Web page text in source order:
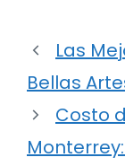
Las
Bellas
Costo